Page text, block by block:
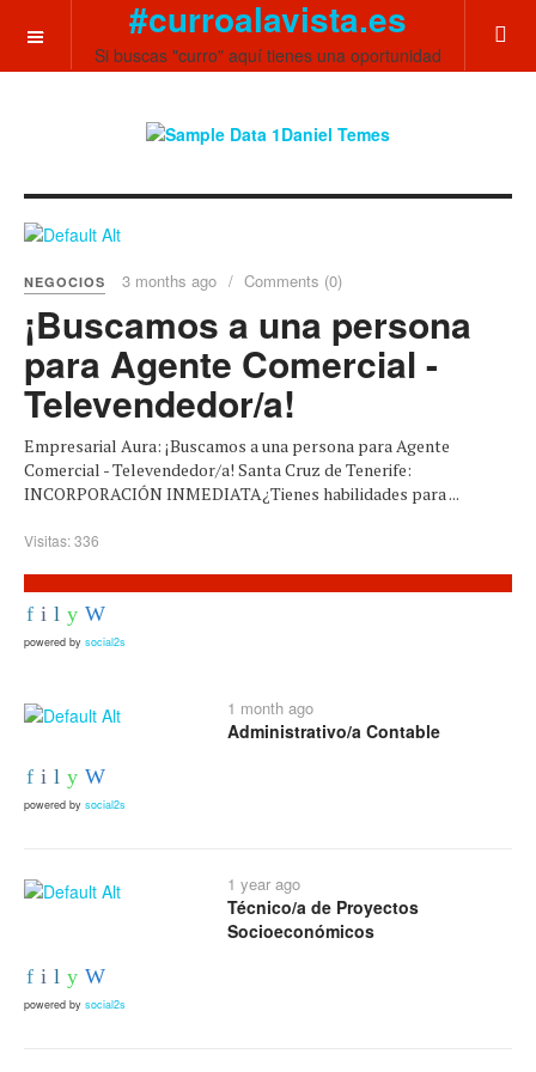
OFF CANVAS#curroalavista.es
Si buscas "curro" aquí tienes una oportunidad
NEGOCIOS 3 months ago Comments (0)
¡Buscamos a una persona
para Agente Comercial -
Televendedor/a!
Empresarial Aura: ¡Buscamos a una persona para Agente
Comercial - Televendedor/a! Santa Cruz de Tenerife:
INCORPORACIÓN INMEDIATA¿Tienes habilidades para ...
Visitas: 336
powered by social2s
1 month ago
Administrativo/a Contable
powered by social2s
1 year ago
Técnico/a de Proyectos
Socioeconómicos
powered by social2s